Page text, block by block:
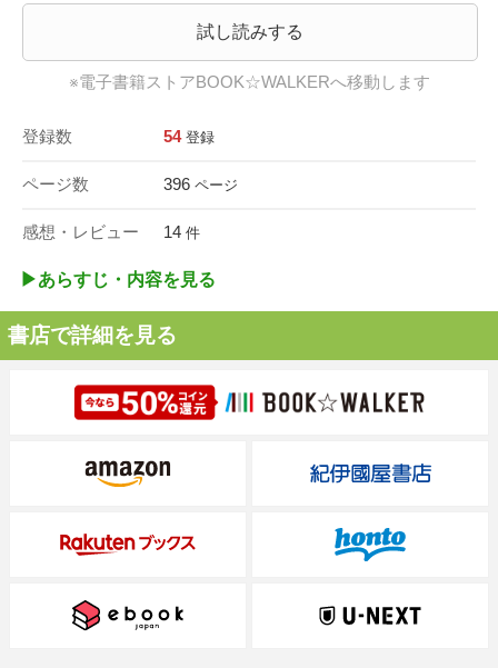
試し読みする
※電子書籍ストアBOOK☆WALKERへ移動します
登録数 54 登録
ページ数 396 ページ
感想・レビュー 14 件
▶︎あらすじ・内容を見る
書店で詳細を見る